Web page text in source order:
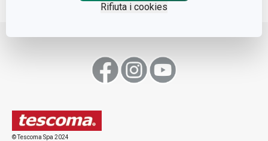
Rifiuta i cookies
© Tescoma Spa 2024